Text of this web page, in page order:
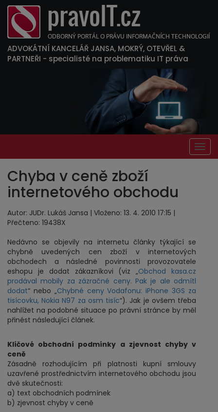
ADVOKÁTNÍ KANCELÁŘ JANSA, MOKRÝ, OTEVŘEL &
PARTNEŘI - specialisté na problematiku IT práva
Chyba v ceně zboží
internetového obchodu
Autor: JUDr. Lukáš Jansa | Vloženo: 13. 4. 2010 17:15 |
Přečteno: 19438X
Nedávno se objevily na internetu články týkající se
chybně uvedených cen zboží v internetových
obchodech a následné povinnosti provozovatele
eshopu je dodat zákazníkovi (viz „Obchod kasa.cz
prodával mobily za zázračné ceny. Pak je ale odmítl
dodat“ nebo „Chybné ceny Vodafonu: iPhone 3GS za
tisícovku, Nokia N97 za osm tisíc“). Jak je ovšem třeba
nahlížet na podobné situace po právní stránce by měl
přinést následující článek.
Klíčové obchodní podmínky a zjevnost chyby v
ceně
Zásadně rozhodujícím při platnosti kupní smlouvy
uzavřené prostřednictvím internetového obchodu jsou
dvě skutečnosti:
a) text obchodních podmínek
b) zjevnost chyby v ceně